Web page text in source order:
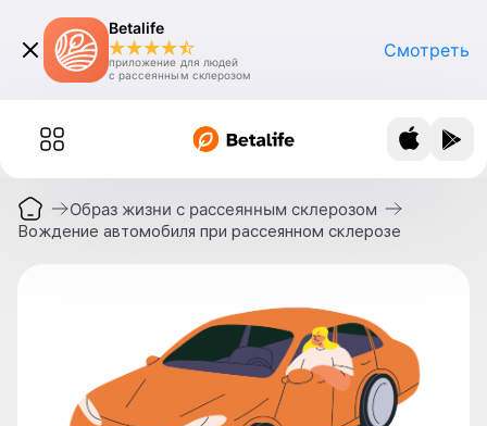
Betalife
приложение для людей
с рассеянным склерозом
Смотреть
Образ жизни с рассеянным склерозом
Вождение автомобиля при рассеянном склерозе